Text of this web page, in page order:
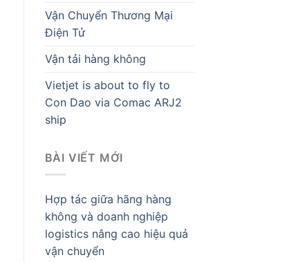
Vận Chuyển Thương Mại
Điện Tử
Vận tải hàng không
Vietjet is about to fly to
Con Dao via Comac ARJ2
ship
BÀI VIẾT MỚI
Hợp tác giữa hãng hàng
không và doanh nghiệp
logistics nâng cao hiệu quả
vận chuyển